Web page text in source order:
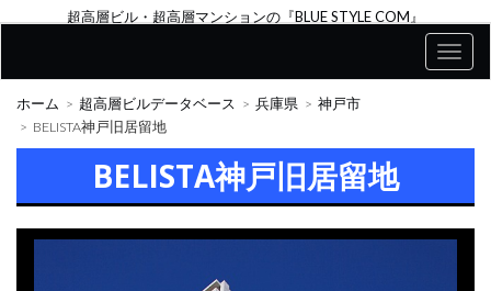
超高層ビル・超高層マンションの『BLUE STYLE COM』
ホーム 超高層ビルデータベース 兵庫県
神戸市
BELISTA神戸旧居留地
BELISTA神戸旧居留地